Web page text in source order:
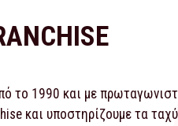
το 1990 και με
και υποστηρίζουμε τα